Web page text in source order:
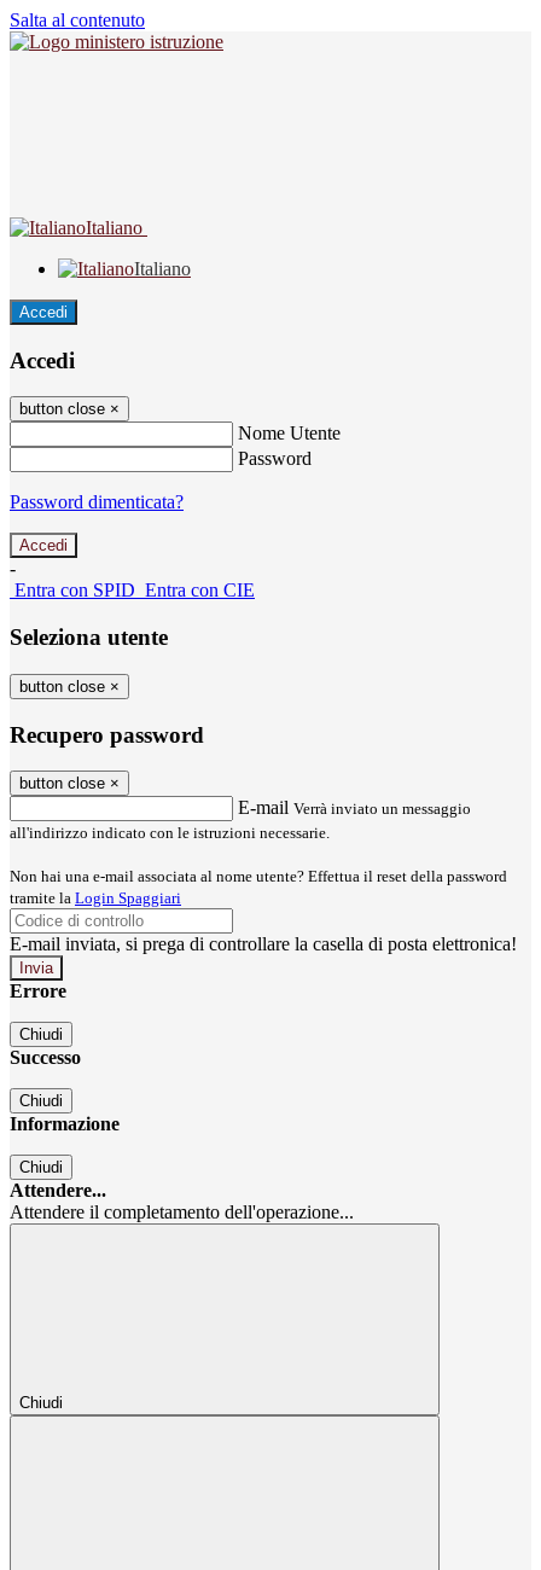
Salta al contenuto
Italiano
Italiano
Accedi
Accedi
button close ×
Nome Utente
Password
Password dimenticata?
-
Entra con SPID Entra con CIE
Seleziona utente
button close ×
Recupero password
button close ×
E-mail Verrà inviato un messaggio
all'indirizzo indicato con le istruzioni necessarie.
Non hai una e-mail associata al nome utente? Effettua il reset della password
tramite la Login Spaggiari
E-mail inviata, si prega di controllare la casella di posta elettronica!
Errore
Chiudi
Successo
Chiudi
Informazione
Chiudi
Attendere...
Attendere il completamento dell'operazione...
Chiudi